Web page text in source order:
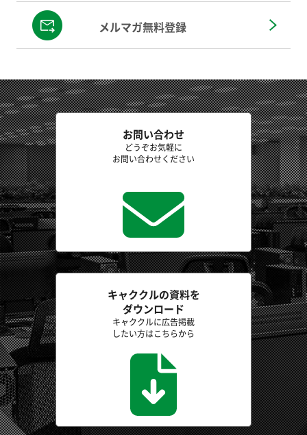
メルマガ無料登録
お問い合わせ
どうぞお気軽に
お問い合わせください
キャククルの資料を
ダウンロード
キャククルに広告掲載
したい方はこちらから